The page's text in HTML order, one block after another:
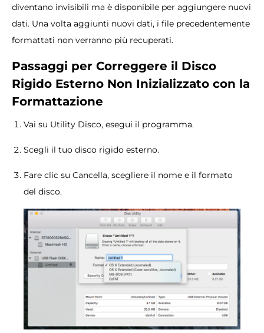
diventano invisibili ma è disponibile per aggiungere nuovi
dati. Una volta aggiunti nuovi dati, i file precedentemente
formattati non verranno più recuperati.
Passaggi per Correggere il Disco
Rigido Esterno Non Inizializzato con la
Formattazione
Vai su Utility Disco, esegui il programma.
Scegli il tuo disco rigido esterno.
Fare clic su Cancella, scegliere il nome e il formato
del disco.